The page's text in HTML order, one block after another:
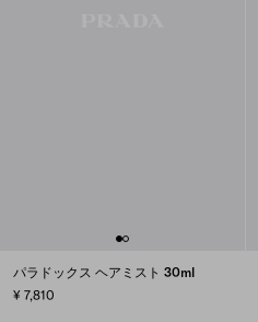
パラドックス ヘアミスト 30ml
¥ 7,810